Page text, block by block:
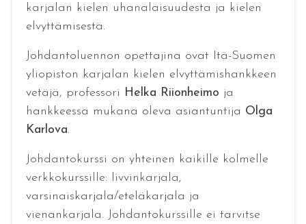
karjalan kielen uhanalaisuudesta ja kielen
elvyttämisestä.
Johdantoluennon opettajina ovat Itä-Suomen
yliopiston karjalan kielen elvyttämishankkeen
vetäjä, professori Helka Riionheimo ja
hankkeessa mukana oleva asiantuntija Olga
Karlova.
Johdantokurssi on yhteinen kaikille kolmelle
verkkokurssille: livvinkarjala,
varsinaiskarjala/eteläkarjala ja
vienankarjala. Johdantokurssille ei tarvitse